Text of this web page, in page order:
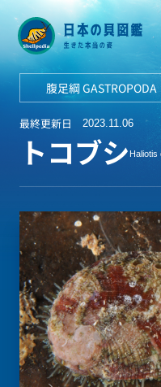
腹足綱 GASTROPODA
最終更新日 2023.11.06
トコブシ